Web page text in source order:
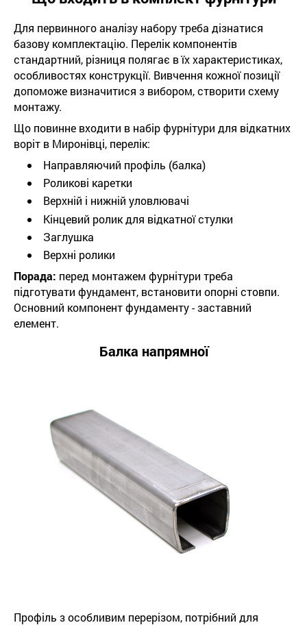
Для первинного аналізу набору треба дізнатися
базову комплектацію. Перелік компонентів
стандартний, різниця полягає в їх характеристиках,
особливостях конструкції. Вивчення кожної позиції
допоможе визначитися з вибором, створити схему
монтажу.
Що повинне входити в набір фурнітури для відкатних
воріт в Миронівці, перелік:
Направляючий профіль (балка)
Роликові каретки
Верхній і нижній уловлювачі
Кінцевий ролик для відкатної стулки
Заглушка
Верхні ролики
Порада: перед монтажем фурнітури треба
підготувати фундамент, встановити опорні стовпи.
Основний компонент фундаменту - заставний
елемент.
Балка напрямної
Профіль з особливим перерізом, потрібний для